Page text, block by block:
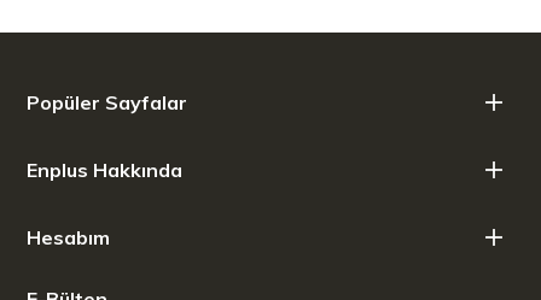
Popüler Sayfalar
Enplus Hakkında
Hesabım